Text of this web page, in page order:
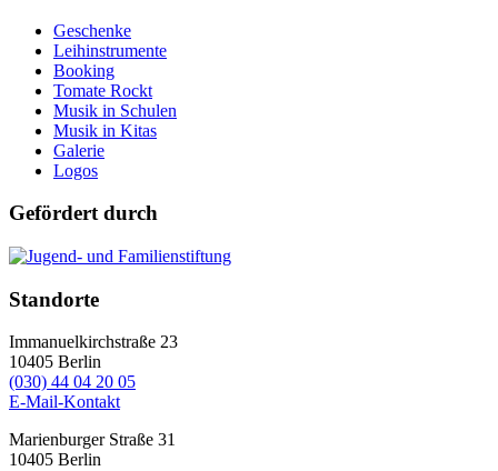
Geschenke
Leihinstrumente
Booking
Tomate Rockt
Musik in Schulen
Musik in Kitas
Galerie
Logos
Gefördert durch
Standorte
Immanuelkirchstraße 23
10405 Berlin
(030) 44 04 20 05
E-Mail-Kontakt
Marienburger Straße 31
10405 Berlin